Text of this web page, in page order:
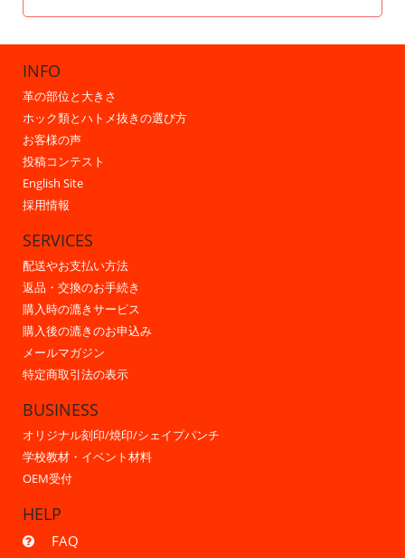
INFO
革の部位と大きさ
ホック類とハトメ抜きの選び方
お客様の声
投稿コンテスト
English Site
採用情報
SERVICES
配送やお支払い方法
返品・交換のお手続き
購入時の漉きサービス
購入後の漉きのお申込み
メールマガジン
特定商取引法の表示
BUSINESS
オリジナル刻印/焼印/シェイプパンチ
学校教材・イベント材料
OEM受付
HELP
FAQ